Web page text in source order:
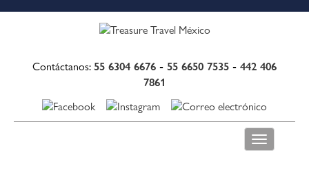
Contáctanos: 55 6304 6676 - 55 6650 7535 - 442 406
7861
Toggle
navigation